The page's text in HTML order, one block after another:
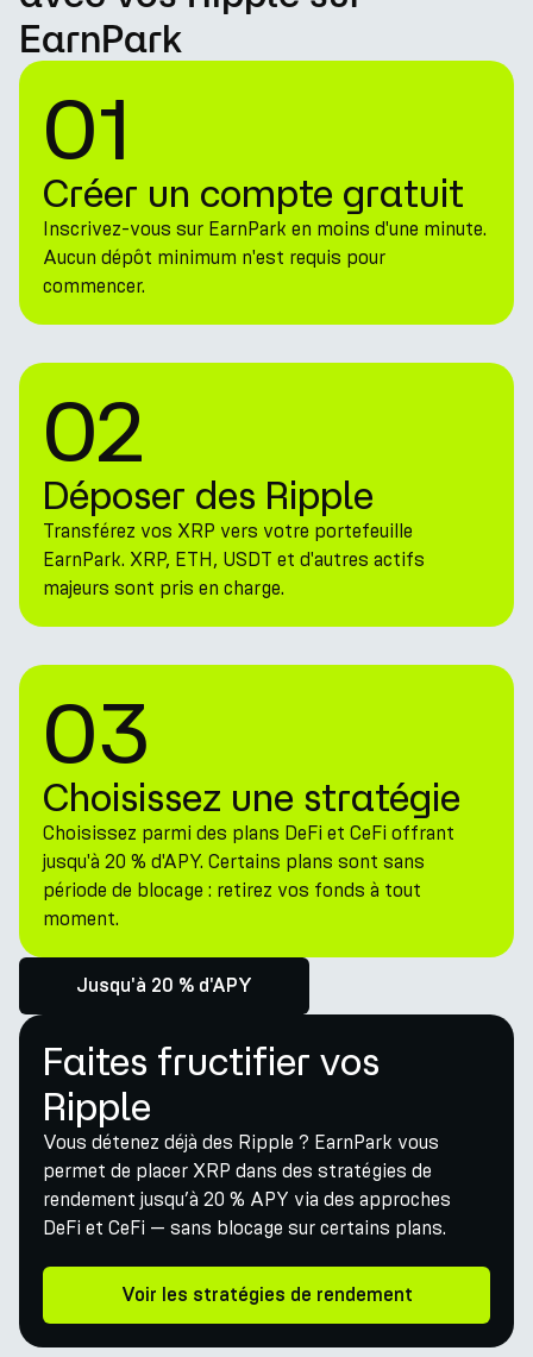
EarnPark
01
Créer un compte gratuit
Inscrivez-vous sur EarnPark en moins d'une minute.
Aucun dépôt minimum n'est requis pour
commencer.
02
Déposer des Ripple
Transférez vos XRP vers votre portefeuille
EarnPark. XRP, ETH, USDT et d'autres actifs
majeurs sont pris en charge.
03
Choisissez une stratégie
Choisissez parmi des plans DeFi et CeFi offrant
jusqu'à 20 % d'APY. Certains plans sont sans
période de blocage : retirez vos fonds à tout
moment.
Jusqu'à 20 % d'APY
Faites fructifier vos
Ripple
Vous détenez déjà des Ripple ? EarnPark vous
permet de placer XRP dans des stratégies de
rendement jusqu’à 20 % APY via des approches
DeFi et CeFi — sans blocage sur certains plans.
Voir les stratégies de rendement